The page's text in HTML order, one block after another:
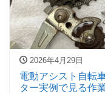
2026年4月29日
電動アシスト自転
ター実例で見る作